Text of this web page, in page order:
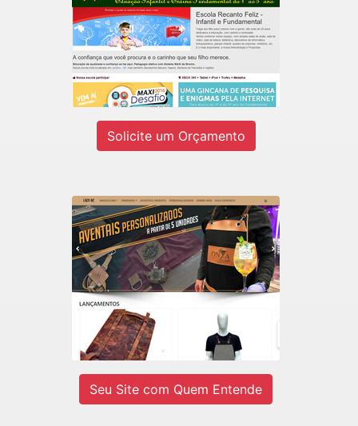
Recanto Escola
Escola de educação infantil do 1º ao
5º ano em Jandira-SP.
Ver site
Solicite um Orçamento
LADY-IV
E-commerce de Aventais Profissionais
Ver site
Seu Site com Quem Entende